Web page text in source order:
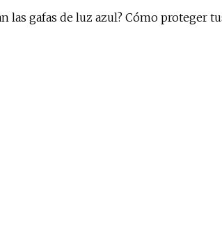
las gafas de luz azul? Cómo proteger